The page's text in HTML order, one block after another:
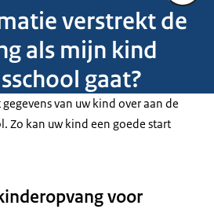
verstrekt de
als mijn kind
gaat?
van uw kind over aan de
Zo kan uw kind een goede start
voor